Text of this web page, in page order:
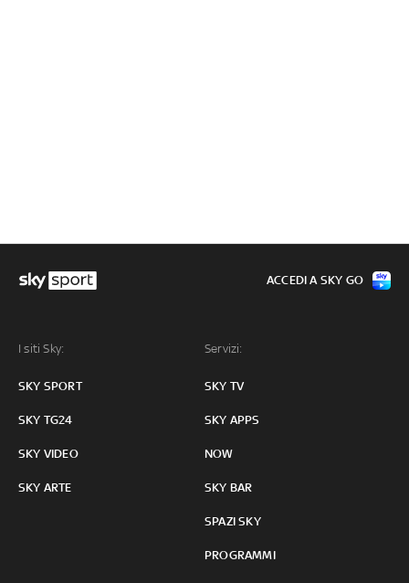
I siti Sky:
SKY SPORT
SKY TG24
SKY VIDEO
SKY ARTE
Servizi:
SKY TV
SKY APPS
NOW
SKY BAR
SPAZI SKY
PROGRAMMI
ACCEDI A SKY GO